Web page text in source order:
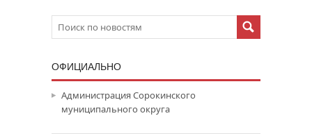
ОФИЦИАЛЬНО
Администрация Сорокинского
муниципального округа